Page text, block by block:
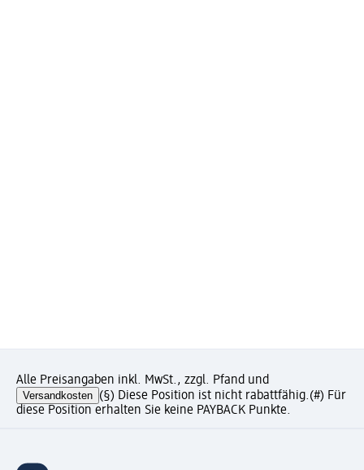
Alle Preisangaben inkl. MwSt., zzgl. Pfand und
Versandkosten (§) Diese Position ist nicht rabattfähig.(#) Für
diese Position erhalten Sie keine PAYBACK Punkte.